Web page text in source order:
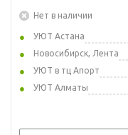
Нет в наличии
УЮТ Астана
Новосибирск, Лента
УЮТ в тц Апорт
УЮТ Алматы